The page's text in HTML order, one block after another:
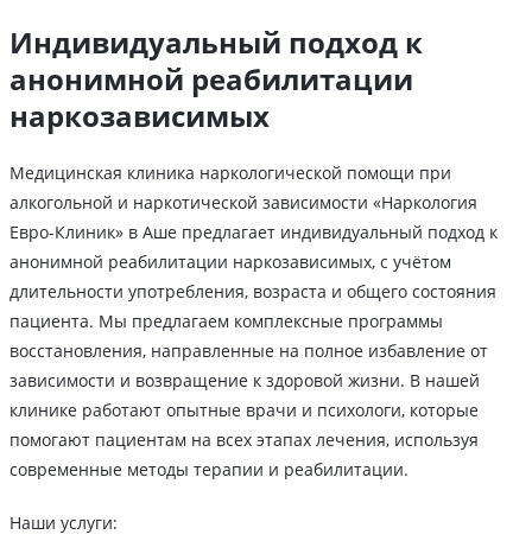
Индивидуальный подход к
анонимной реабилитации
наркозависимых
Медицинская клиника наркологической помощи при
алкогольной и наркотической зависимости «Наркология
Евро-Клиник» в Аше предлагает индивидуальный подход к
анонимной реабилитации наркозависимых, с учётом
длительности употребления, возраста и общего состояния
пациента. Мы предлагаем комплексные программы
восстановления, направленные на полное избавление от
зависимости и возвращение к здоровой жизни. В нашей
клинике работают опытные врачи и психологи, которые
помогают пациентам на всех этапах лечения, используя
современные методы терапии и реабилитации.
Наши услуги: